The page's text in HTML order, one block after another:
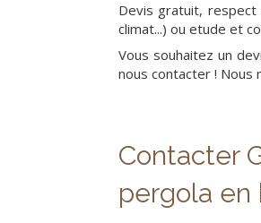
Devis gratuit,
climat...) ou etude et
Vous souhaitez un
nous contacter ! Nous
Contacter
pergola en